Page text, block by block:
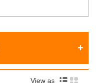
View as